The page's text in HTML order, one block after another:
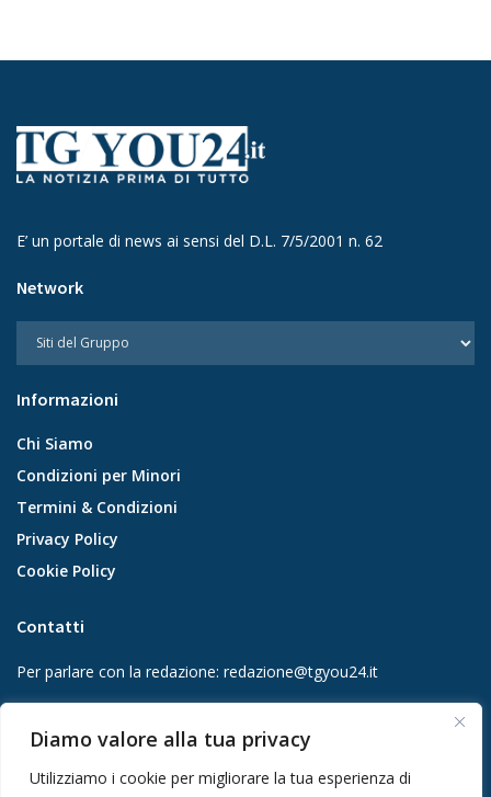
Diamo valore alla tua privacy
Utilizziamo i cookie per migliorare la tua esperienza di
E’ un portale di news ai sensi del D.L. 7/5/2001 n. 62
Network
Informazioni
Chi Siamo
Condizioni per Minori
Termini & Condizioni
Privacy Policy
Cookie Policy
Contatti
Per parlare con la redazione: redazione@tgyou24.it